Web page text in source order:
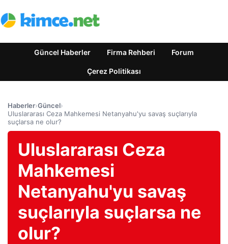
Güncel Haberler Firma Rehberi Forum
Çerez Politikası
Haberler›Güncel›
Uluslararası Ceza Mahkemesi Netanyahu'yu savaş suçlarıyla
suçlarsa ne olur?
Uluslararası Ceza
Mahkemesi
Netanyahu'yu savaş
suçlarıyla suçlarsa ne
olur?